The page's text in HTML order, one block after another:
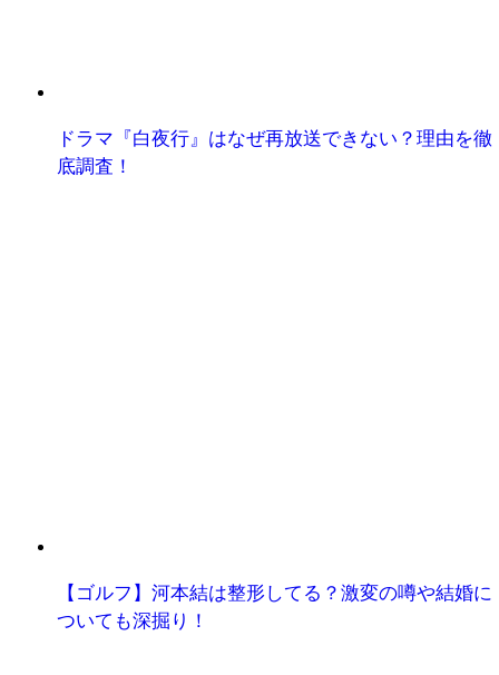
ドラマ『白夜行』はなぜ再放送できない？理由を徹
底調査！
【ゴルフ】河本結は整形してる？激変の噂や結婚に
ついても深掘り！